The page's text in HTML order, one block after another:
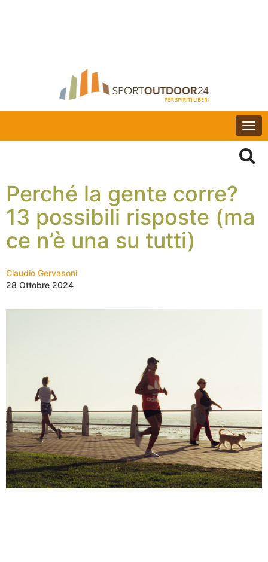
Perché la gente corre?
13 possibili risposte (ma
ce n’è una su tutti)
Claudio Gervasoni
28 Ottobre 2024